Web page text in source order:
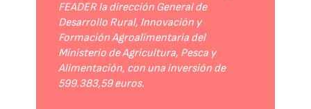
FEADER la dirección General de
Desarrollo Rural, Innovación y
Formación Agroalimentaria del
Ministerio de Agricultura, Pesca y
Alimentación, con una inversión de
599.383,59 euros.